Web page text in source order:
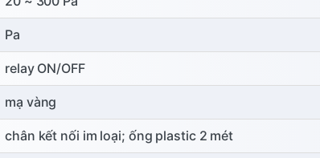
Pa
relay ON/OFF
mạ vàng
chân kết nối im loại; ống plastic 2 mét